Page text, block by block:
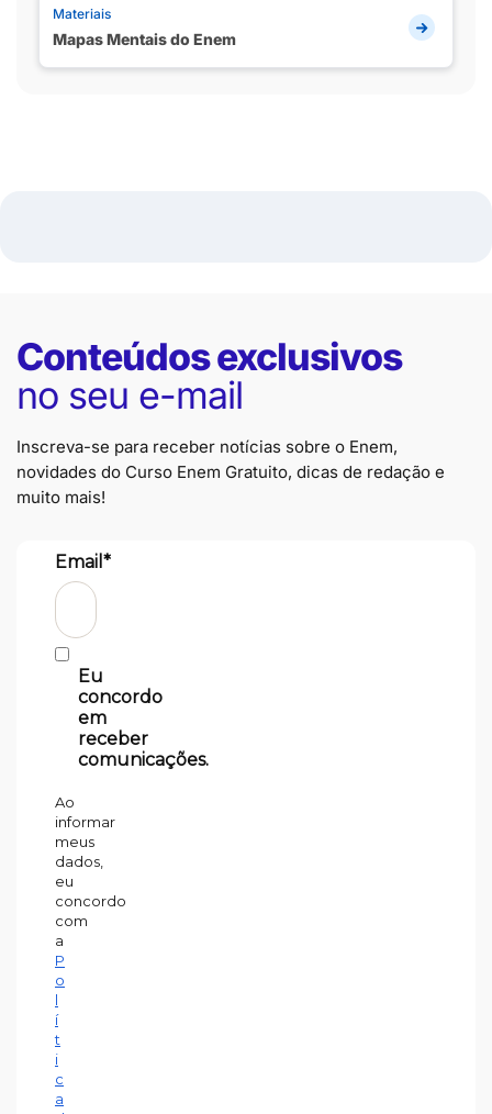
Materiais
Mapas Mentais do Enem
Conteúdos exclusivos
no seu e-mail
Inscreva-se para receber notícias sobre o Enem,
novidades do Curso Enem Gratuito, dicas de redação e
muito mais!
Email*
Eu
concordo
em
receber
comunicações.
Ao
informar
meus
dados,
eu
concordo
com
a
P
o
l
í
t
i
c
a